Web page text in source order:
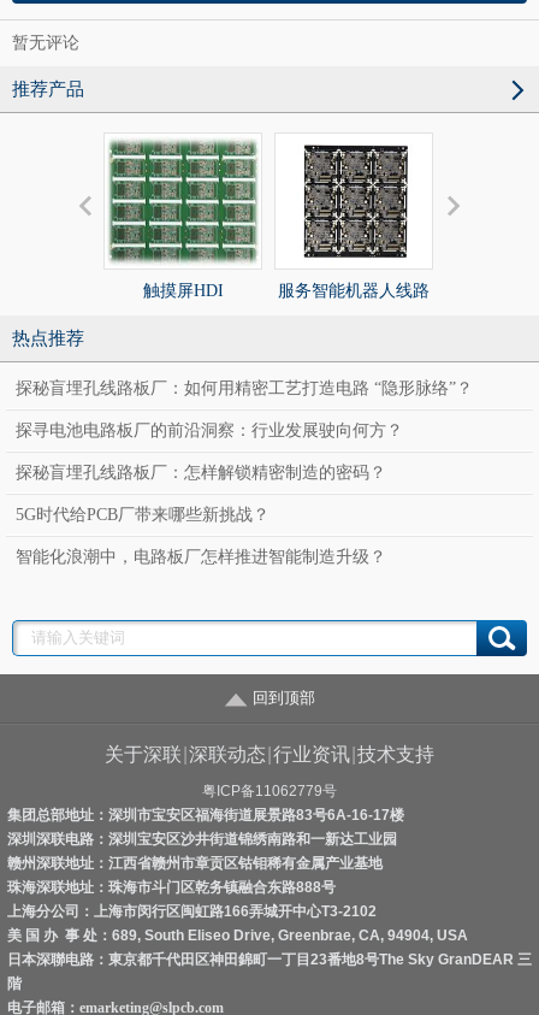
暂无评论
推荐产品
触摸屏HDI 服务智能机器人线路
热点推荐
探秘盲埋孔线路板厂：如何用精密工艺打造电路 “隐形脉络”？
探寻电池电路板厂的前沿洞察：行业发展驶向何方？
探秘盲埋孔线路板厂：怎样解锁精密制造的密码？
5G时代给PCB厂带来哪些新挑战？
智能化浪潮中，电路板厂怎样推进智能制造升级？
回到顶部
关于深联 深联动态 行业资讯 技术支持
粤ICP备11062779号
集团总部地址：深圳市宝安区福海街道展景路83号6A-16-17楼
深圳深联电路：深圳宝安区沙井街道锦绣南路和一新达工业园
赣州深联地址：江西省赣州市章贡区钴钼稀有金属产业基地
珠海深联地址：珠海市斗门区乾务镇融合东路888号
上海分公司：上海市闵行区闽虹路166弄城开中心T3-2102
美 国 办 事 处：689, South Eliseo Drive, Greenbrae, CA, 94904, USA
日本深聯电路：東京都千代田区神田錦町一丁目23番地8号The Sky GranDEAR 三
階
电子邮箱： emarketing@slpcb.com